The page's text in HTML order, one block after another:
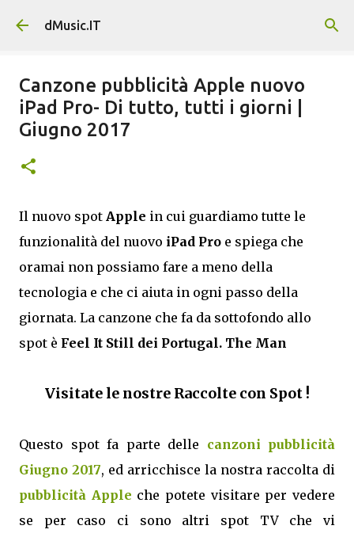
Passa ai contenuti principali
dMusic.IT
Canzone pubblicità Apple nuovo
iPad Pro- Di tutto, tutti i giorni |
Giugno 2017
Il nuovo spot Apple in cui guardiamo tutte le
funzionalità del nuovo iPad Pro e spiega che
oramai non possiamo fare a meno della
tecnologia e che ci aiuta in ogni passo della
giornata. La canzone che fa da sottofondo allo
spot è Feel It Still dei Portugal. The Man
Visitate le nostre Raccolte con Spot !
Questo spot fa parte delle canzoni pubblicità
Giugno 2017, ed arricchisce la nostra raccolta di
pubblicità Apple che potete visitare per vedere
se per caso ci sono altri spot TV che vi